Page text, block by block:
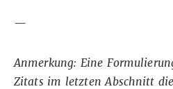
—
Anmerkung: Eine
Zitats im letzten Abschnitt